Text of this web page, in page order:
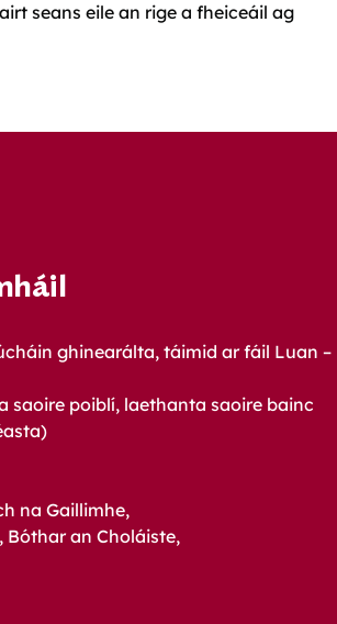
seans eile an rige a fheiceáil ag
ghinearálta, táimid ar fáil Luan –
saoire poiblí, laethanta saoire bainc
na Gaillimhe,
Bóthar an Choláiste,